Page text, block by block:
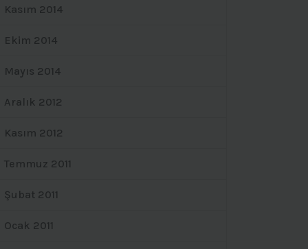
Kasım 2014
Ekim 2014
Mayıs 2014
Aralık 2012
Kasım 2012
Temmuz 2011
Şubat 2011
Ocak 2011